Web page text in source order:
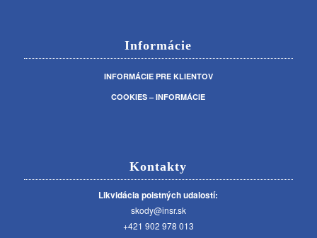
Informácie
INFORMÁCIE PRE KLIENTOV
COOKIES – INFORMÁCIE
Kontakty
Likvidácia poistných udalostí:
skody@insr.sk
+421 902 978 013